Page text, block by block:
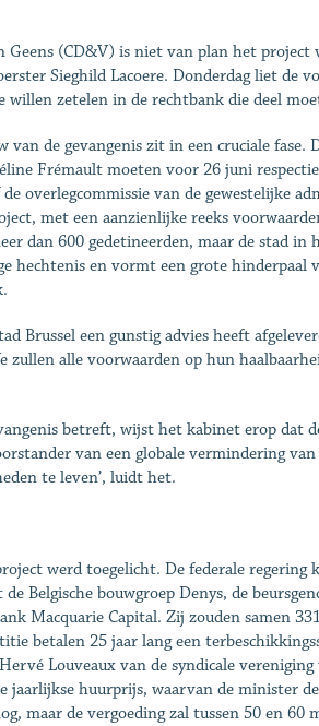
(CD&V) is niet van plan het project
Sieghild Lacoere. Donderdag liet de
zetelen in de rechtbank die deel
van de gevangenis zit in een cruciale
Frémault moeten voor 26 juni
overlegcommissie van de gewestelijke
met een aanzienlijke reeks
dan 600 gedetineerden, maar de stad
hechtenis en vormt een grote
Brussel een gunstig advies heeft
zullen alle voorwaarden op hun
betreft, wijst het kabinet erop dat
van een globale vermindering
te leven’, luidt het.
werd toegelicht. De federale regering
Belgische bouwgroep Denys, de
Macquarie Capital. Zij zouden samen
betalen 25 jaar lang een
Louveaux van de syndicale
jaarlijkse huurprijs, waarvan de minister
maar de vergoeding zal tussen 50 en 60